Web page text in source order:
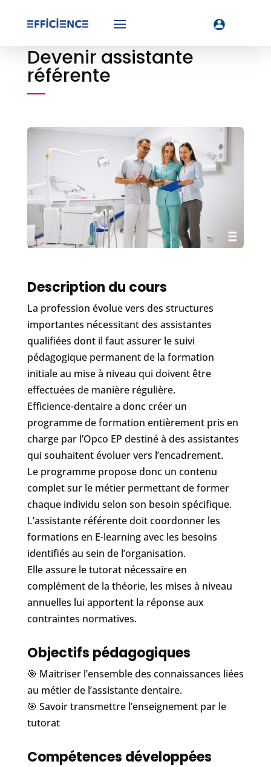
Devenir assistante
référente
Description du cours
La profession évolue vers des structures
importantes nécessitant des assistantes
qualifiées dont il faut assurer le suivi
pédagogique permanent de la formation
initiale au mise à niveau qui doivent être
effectuées de manière régulière.
Efficience-dentaire a donc créer un
programme de formation entièrement pris en
charge par l’Opco EP destiné à des assistantes
qui souhaitent évoluer vers l’encadrement.
Le programme propose donc un contenu
complet sur le métier permettant de former
chaque individu selon son besoin spécifique.
L’assistante référente doit coordonner les
formations en E-learning avec les besoins
identifiés au sein de l’organisation.
Elle assure le tutorat nécessaire en
complément de la théorie, les mises à niveau
annuelles lui apportent la réponse aux
contraintes normatives.
Objectifs pédagogiques
🎯 Maitriser l’ensemble des connaissances liées
au métier de l’assistante dentaire.
🎯 Savoir transmettre l’enseignement par le
tutorat
Compétences développées